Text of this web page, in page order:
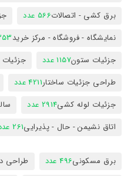
برق کشی - اتصالات566 عدد
نمایشگاه - فروشگاه - مرکز خرید353
جزئیات ستون1157 عدد جزئیات
طراحی جزئیات ساختار4211 عدد
جزئیات لوله کشی2914 عدد
اتاق نشیمن - حال - پذیرایی261 عدد
برق مسکونی496 عدد طراحی